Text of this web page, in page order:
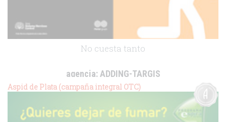
No cuesta tanto
agencia:ADDING-TARGIS
cliente:Ferrer Grupo
Aspid de Plata (campaña integral OTC)